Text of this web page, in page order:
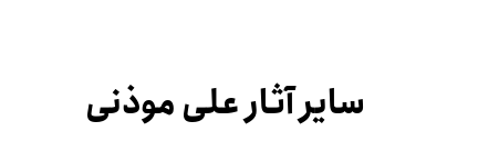
سایر آثار علی موذنی